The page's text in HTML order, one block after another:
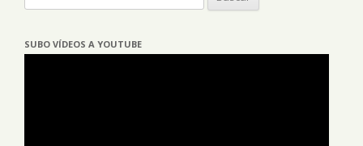
SUBO VÍDEOS A YOUTUBE